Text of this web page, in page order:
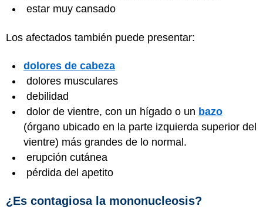
estar muy cansado
Los afectados también puede presentar:
dolores de cabeza
dolores musculares
debilidad
dolor de vientre, con un hígado o un bazo
(órgano ubicado en la parte izquierda superior del
vientre) más grandes de lo normal.
erupción cutánea
pérdida del apetito
¿Es contagiosa la mononucleosis?